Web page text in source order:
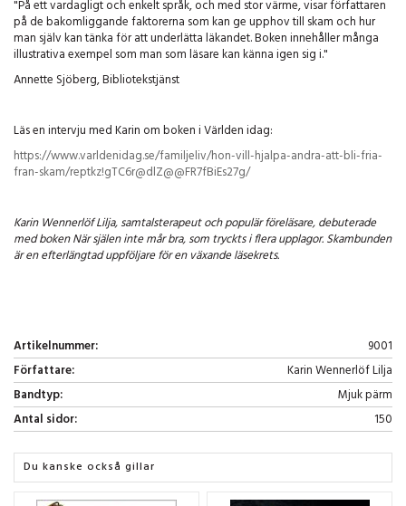
"På ett vardagligt och enkelt språk, och med stor värme, visar författaren
på de bakomliggande faktorerna som kan ge upphov till skam och hur
man själv kan tänka för att underlätta läkandet. Boken innehåller många
illustrativa exempel som man som läsare kan känna igen sig i."
Annette Sjöberg, Bibliotekstjänst
Läs en intervju med Karin om boken i Världen idag:
https://www.varldenidag.se/familjeliv/hon-vill-hjalpa-andra-att-bli-fria-
fran-skam/reptkz!gTC6r@dlZ@@FR7fBiEs27g/
Karin Wennerlöf Lilja, samtalsterapeut och populär föreläsare, debuterade
med boken När själen inte mår bra, som tryckts i flera upplagor. Skambunden
är en efterlängtad uppföljare för en växande läsekrets.
Artikelnummer:
9001
Författare:
Karin Wennerlöf Lilja
Bandtyp:
Mjuk pärm
Antal sidor:
150
Du kanske också gillar